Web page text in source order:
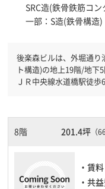
SRC造(鉄骨鉄筋コ
一部：S造(鉄骨構造)
後楽森ビルは、外堀通り
ト構造)の地上19階/地下5階建
ＪＲ中央線水道橋駅徒
対策を検討されている
必要なお客様には必見で
8階 201.4坪 （
・賃料
・共